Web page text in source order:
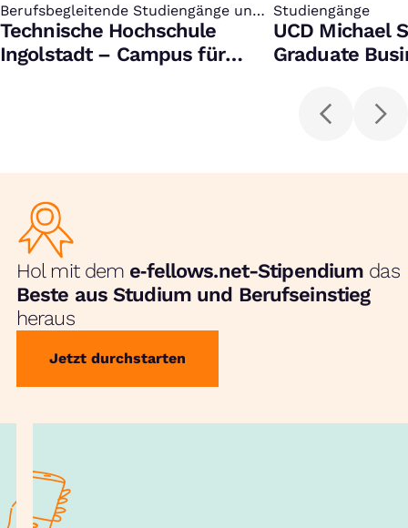
Berufsbegleitende Studiengänge und
Zertifikate
:
Technische Hochschule
Ingolstadt – Campus für
Studiengänge
:
UCD Michael
Graduate
Hol mit dem e‑fellows.net-Stipendium das
Beste aus Studium und Berufseinstieg
heraus
Jetzt durchstarten